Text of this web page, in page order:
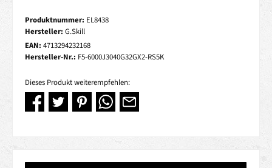
Produktnummer: EL8438
Hersteller: G.Skill
EAN: 4713294232168
Hersteller-Nr.: F5-6000J3040G32GX2-RS5K
Dieses Produkt weiterempfehlen: